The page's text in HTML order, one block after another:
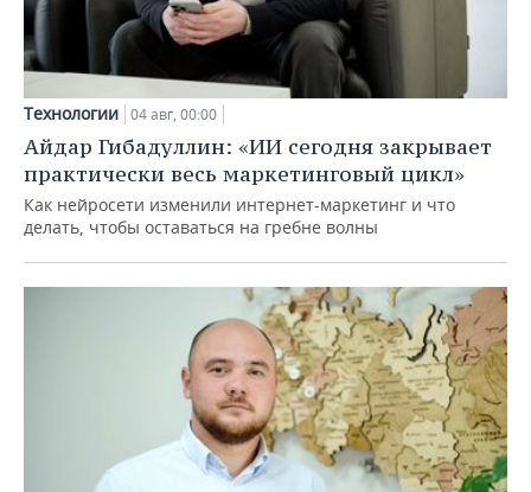
Технологии 04 авг, 00:00
Айдар Гибадуллин: «ИИ сегодня закрывает
практически весь маркетинговый цикл»
Как нейросети изменили интернет-маркетинг и что
делать, чтобы оставаться на гребне волны